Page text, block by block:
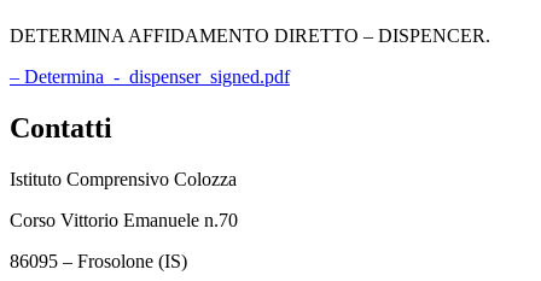
DETERMINA AFFIDAMENTO DIRETTO – DISPENCER.
– Determina_-_dispenser_signed.pdf
Contatti
Istituto Comprensivo Colozza
Corso Vittorio Emanuele n.70
86095 – Frosolone (IS)